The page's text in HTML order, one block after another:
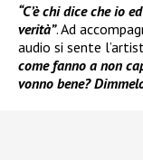
“C’è chi dice che io
verità”. Ad
audio si sente
come fanno a non
vonno bene?